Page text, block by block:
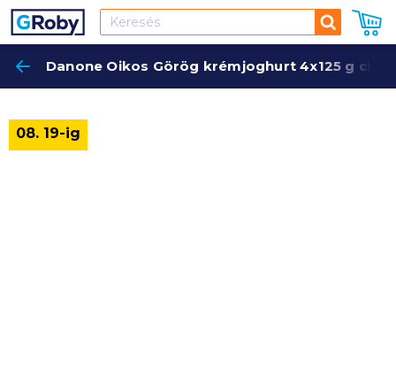
Keresés
Danone Oikos Görög krémjoghurt 4x125 g
08. 19-ig